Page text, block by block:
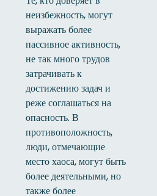
неизбежность, могут
выражать более
пассивное активность,
не так много трудов
затрачивать к
достижению задач и
реже соглашаться на
опасность. В
противоположность,
люди, отмечающие
место хаоса, могут быть
более деятельными, но
также более